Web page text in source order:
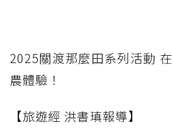
2025關渡那麼田系列活動 在
農體驗！
【旅遊經 洪書瑱報導】